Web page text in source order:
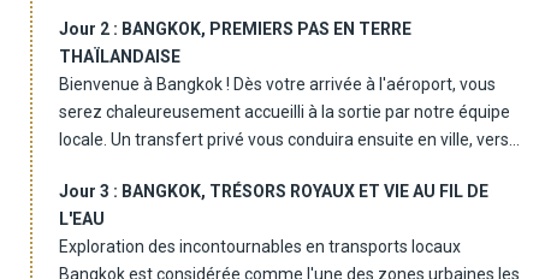
détente face à la mer d'Andaman. Un itinéraire complet mêlant
découvertes culturelles, immersion dans la nature et moments de
farniente.
vol, en toute tranquillité, dans l'attente de votre arrivée à
destination.
Jour 2 : BANGKOK, PREMIERS PAS EN TERRE
THAÏLANDAISE
Bienvenue à Bangkok ! Dès votre arrivée à l'aéroport, vous
serez chaleureusement accueilli à la sortie par notre équipe
locale. Un transfert privé vous conduira ensuite en ville, vers
vous permettant de vous installer confortablement et de
vous reposer après le vol. Le reste de la journée est libre :
vous pouvez partir à la découverte des alentours ou
Jour 3 : BANGKOK, TRÉSORS ROYAUX ET VIE AU FIL DE
L'EAU
Exploration des incontournables en transports locaux
Bangkok est considérée comme l'une des zones urbaines les